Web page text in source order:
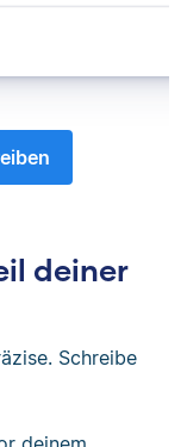
deiner
Schreibe